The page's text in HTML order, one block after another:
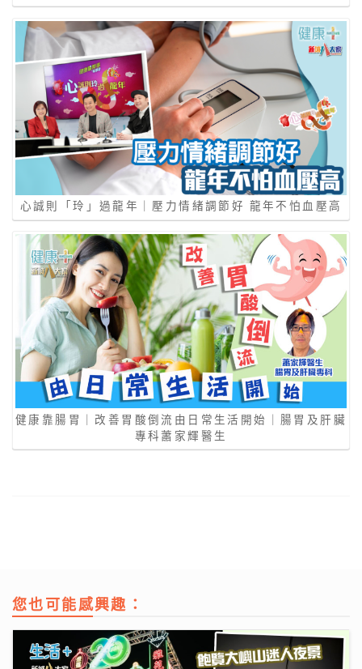
心誠則「玲」過龍年｜壓⼒情緒調節好 ⿓年不怕⾎壓⾼
健康靠腸胃｜改善胃酸倒流由日常生活開始｜腸胃及肝臟
專科蕭家輝醫生
您也可能感興趣：